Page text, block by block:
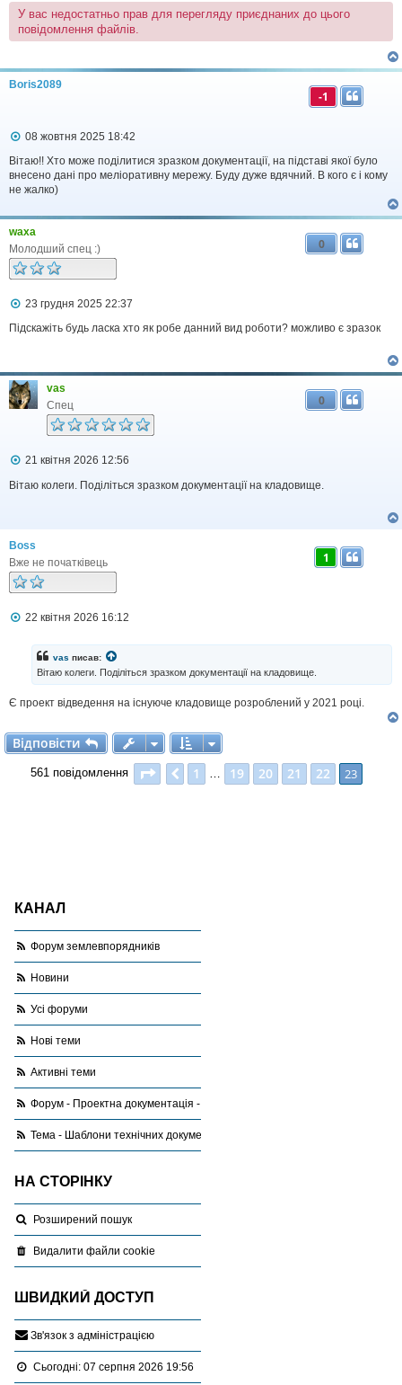
У вас недостатньо прав для перегляду приєднаних до цього
повідомлення файлів.
Boris2089
-1
П
в
і
д
е
н
н
я
08 жовтня 2025 18:42
Вітаю!! Хто може поділитися зразком документації, на підставі якої було
внесено дані про меліоративну мережу. Буду дуже вдячний. В кого є і кому
не жалко)
waxa
Молодший спец :)
0
П
в
м
л
е
23 грудня 2025 22:37
Підскажіть будь ласка хто як робе данний вид роботи? можливо є зразок
vas
Спец
0
П
в
л
е
н
н
21 квітня 2026 12:56
Вітаю колеги. Поділіться зразком документації на кладовище.
Boss
Вже не початківець
1
П
л
н
я
22 квітня 2026 16:12
vas писав:
Вітаю колеги. Поділіться зразком документації на кладовище.
Є проект відведення на існуюче кладовище розроблений у 2021 році.
Відповісти
Відповісти
561 повідомлення Сторінка з
Поперед.
1 … 19 20 21 22 23
КАНАЛ
Форум землевпорядників
Новини
Усі форуми
Нові теми
Активні теми
Форум - Проектна документація - запитання,відповіді, поради
Тема - Шаблони технічних документацій та проектів землеустрою.
НА СТОРІНКУ
Розширений пошук
Видалити файли cookie
ШВИДКИЙ ДОСТУП
Зв'язок з адміністрацією
Сьогодні: 07 серпня 2026 19:56